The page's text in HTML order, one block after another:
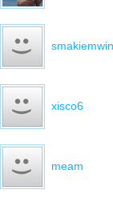
xisco6
meam